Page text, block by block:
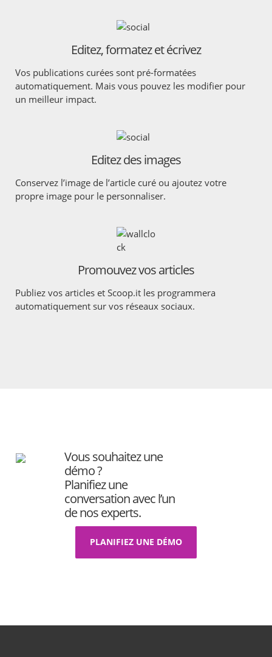
Editez, formatez et écrivez
Vos publications curées sont pré-formatées
automatiquement. Mais vous pouvez les modifier pour
un meilleur impact.
Editez des images
Conservez l’image de l’article curé ou ajoutez votre
propre image pour le personnaliser.
Promouvez vos articles
Publiez vos articles et Scoop.it les programmera
automatiquement sur vos réseaux sociaux.
Vous souhaitez une
démo ?
Planifiez une
conversation avec l’un
de nos experts.
PLANIFIEZ UNE DÉMO